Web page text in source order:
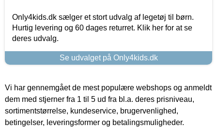
Only4kids.dk sælger et stort udvalg af legetøj til børn.
Hurtig levering og 60 dages returret. Klik her for at se
deres udvalg.
Se udvalget på Only4kids.dk
Vi har gennemgået de mest populære webshops og anmeldt
dem med stjerner fra 1 til 5 ud fra bl.a. deres prisniveau,
sortimentstørrelse, kundeservice, brugervenlighed,
betingelser, leveringsformer og betalingsmuligheder.